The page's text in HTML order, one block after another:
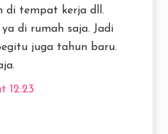
di tempat kerja dll.
di rumah saja. Jadi
juga tahun baru.
12:23